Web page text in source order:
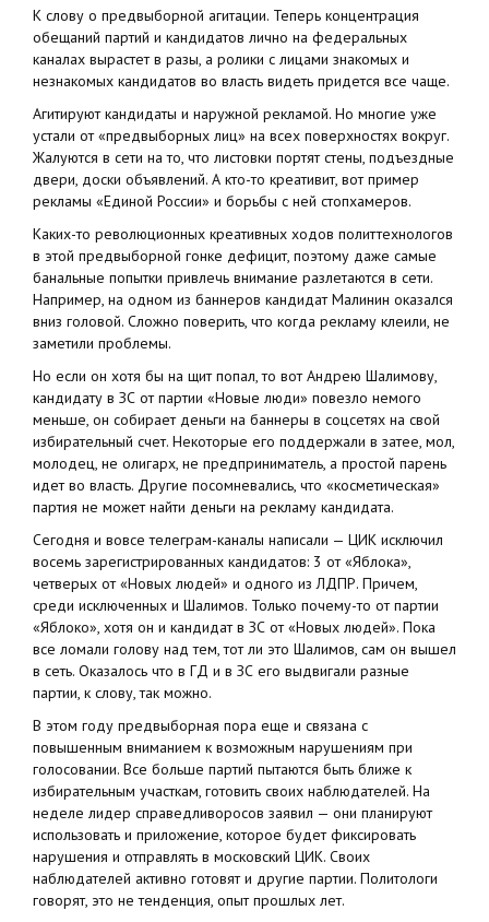
К слову о предвыборной агитации. Теперь концентрация
обещаний партий и кандидатов лично на федеральных
каналах вырастет в разы, а ролики с лицами знакомых и
незнакомых кандидатов во власть видеть придется все чаще.
Агитируют кандидаты и наружной рекламой. Но многие уже
устали от «предвыборных лиц» на всех поверхностях вокруг.
Жалуются в сети на то, что листовки портят стены, подъездные
двери, доски объявлений. А кто-то креативит, вот пример
рекламы «Единой России» и борьбы с ней стопхамеров.
Каких-то революционных креативных ходов политтехнологов
в этой предвыборной гонке дефицит, поэтому даже самые
банальные попытки привлечь внимание разлетаются в сети.
Например, на одном из баннеров кандидат Малинин оказался
вниз головой. Сложно поверить, что когда рекламу клеили, не
заметили проблемы.
Но если он хотя бы на щит попал, то вот Андрею Шалимову,
кандидату в ЗС от партии «Новые люди» повезло немого
меньше, он собирает деньги на баннеры в соцсетях на свой
избирательный счет. Некоторые его поддержали в затее, мол,
молодец, не олигарх, не предприниматель, а простой парень
идет во власть. Другие посомневались, что «косметическая»
партия не может найти деньги на рекламу кандидата.
Сегодня и вовсе телеграм-каналы написали — ЦИК исключил
восемь зарегистрированных кандидатов: 3 от «Яблока»,
четверых от «Новых людей» и одного из ЛДПР. Причем,
среди исключенных и Шалимов. Только почему-то от партии
«Яблоко», хотя он и кандидат в ЗС от «Новых людей». Пока
все ломали голову над тем, тот ли это Шалимов, сам он вышел
в сеть. Оказалось что в ГД и в ЗС его выдвигали разные
партии, к слову, так можно.
В этом году предвыборная пора еще и связана с
повышенным вниманием к возможным нарушениям при
голосовании. Все больше партий пытаются быть ближе к
избирательным участкам, готовить своих наблюдателей. На
неделе лидер справедливоросов заявил — они планируют
использовать и приложение, которое будет фиксировать
нарушения и отправлять в московский ЦИК. Своих
наблюдателей активно готовят и другие партии. Политологи
говорят, это не тенденция, опыт прошлых лет.